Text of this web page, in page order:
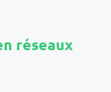
réseaux